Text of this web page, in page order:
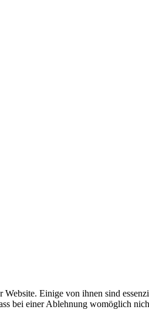
Website. Einige von ihnen sind
bei einer Ablehnung womöglich